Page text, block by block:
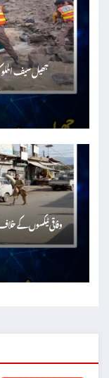
جھیل سیف
وفاقی ٹیکسوں کے